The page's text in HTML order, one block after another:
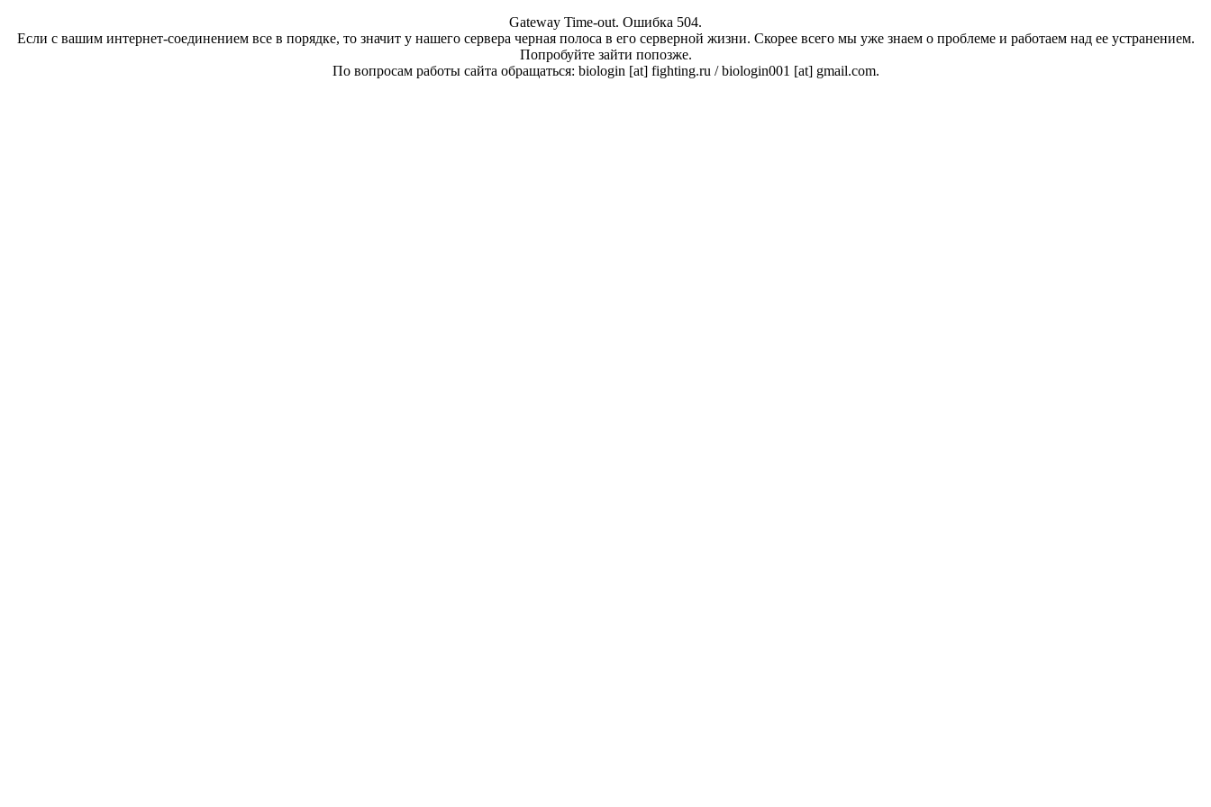
Gateway Time-out. Ошибка 504.
Если с вашим интернет-соединением все в порядке, то значит у нашего сервера черная полоса в его серверной жизни. Скорее всего мы уже знаем о проблеме и работаем над ее устранением.
Попробуйте зайти попозже.
По вопросам работы сайта обращаться: biologin [at] fighting.ru / biologin001 [at] gmail.com.